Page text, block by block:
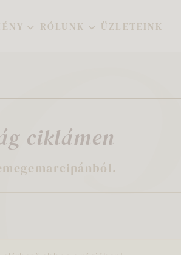
RÓLUNK ÜZLETEINK
ciklámen